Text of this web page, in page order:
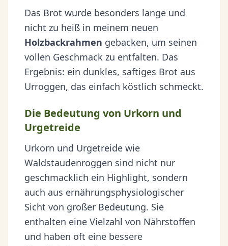
Das Brot wurde besonders lange und
nicht zu heiß in meinem neuen
Holzbackrahmen gebacken, um seinen
vollen Geschmack zu entfalten. Das
Ergebnis: ein dunkles, saftiges Brot aus
Urroggen, das einfach köstlich schmeckt.
Die Bedeutung von Urkorn und
Urgetreide
Urkorn und Urgetreide wie
Waldstaudenroggen sind nicht nur
geschmacklich ein Highlight, sondern
auch aus ernährungsphysiologischer
Sicht von großer Bedeutung. Sie
enthalten eine Vielzahl von Nährstoffen
und haben oft eine bessere